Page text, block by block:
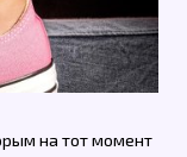
на тот момент